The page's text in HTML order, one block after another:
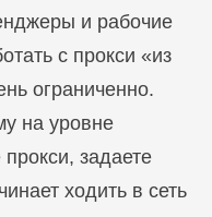
и рабочие
с прокси «из
ограниченно.
на уровне
задаете
ходить в сеть